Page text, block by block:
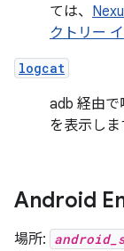
ては、
クトリー
logcat
adb 経由
を表示しま
Android
場所: